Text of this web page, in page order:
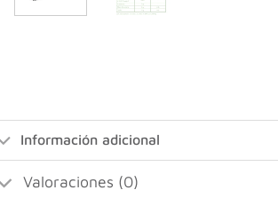
Información adicional
Valoraciones (0)